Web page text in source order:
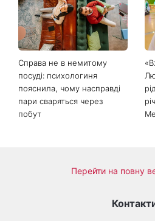
Справа не в немитому
посуді: психологиня
пояснила, чому насправді
пари сваряться через
побут
Перейти на повну